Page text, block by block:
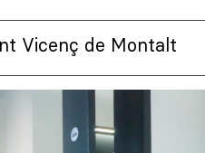
Vicenç de Montalt